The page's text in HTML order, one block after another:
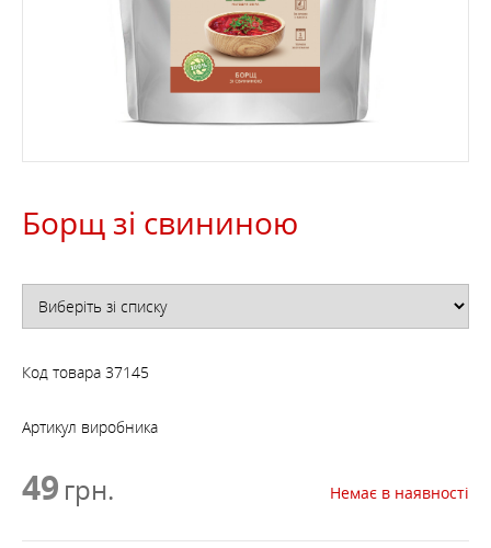
Борщ зі свининою
Код товара 37145
Артикул виробника
49 грн. Немає в наявності